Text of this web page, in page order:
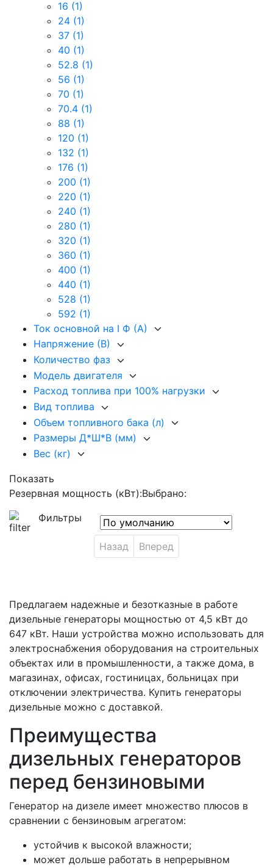
16 (1)
24 (1)
37 (1)
40 (1)
52.8 (1)
56 (1)
70 (1)
70.4 (1)
88 (1)
120 (1)
132 (1)
176 (1)
200 (1)
220 (1)
240 (1)
280 (1)
320 (1)
360 (1)
400 (1)
440 (1)
528 (1)
592 (1)
Ток основной на I Ф (А)
Напряжение (В)
Количество фаз
Модель двигателя
Расход топлива при 100% нагрузки
Вид топлива
Объем топливного бака (л)
Размеры Д*Ш*В (мм)
Вес (кг)
Показать
Резервная мощность (кВт):Выбрано:
Фильтры
Назад Вперед
Предлагаем надежные и безотказные в работе
дизельные генераторы мощностью от 4,5 кВт до
647 кВт. Наши устройства можно использовать для
электроснабжения оборудования на строительных
объектах или в промышленности, а также дома, в
магазинах, офисах, гостиницах, больницах при
отключении электричества. Купить генераторы
дизельные можно с доставкой.
Преимущества
дизельных генераторов
перед бензиновыми
Генератор на дизеле имеет множество плюсов в
сравнении с бензиновым агрегатом:
устойчив к высокой влажности;
может дольше работать в непрерывном